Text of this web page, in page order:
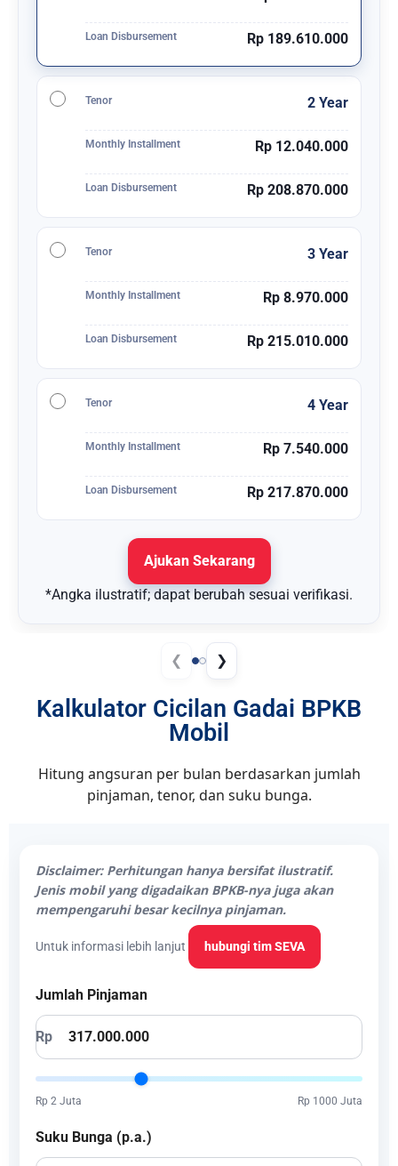
Loan Disbursement Rp 189.610.000
Tenor 2 Year
Monthly Installment Rp 12.040.000
Loan Disbursement Rp 208.870.000
Tenor 3 Year
Monthly Installment Rp 8.970.000
Loan Disbursement Rp 215.010.000
Tenor 4 Year
Monthly Installment Rp 7.540.000
Loan Disbursement Rp 217.870.000
Ajukan Sekarang
*Angka ilustratif; dapat berubah sesuai verifikasi.
❮ ❯
Kalkulator Cicilan Gadai BPKB
Mobil
Hitung angsuran per bulan berdasarkan jumlah
pinjaman, tenor, dan suku bunga.
Disclaimer: Perhitungan hanya bersifat ilustratif.
Jenis mobil yang digadaikan BPKB-nya juga akan
mempengaruhi besar kecilnya pinjaman.
Untuk informasi lebih lanjut hubungi tim SEVA
Jumlah Pinjaman
Rp
Rp 2 Juta Rp 1000 Juta
Suku Bunga (p.a.)